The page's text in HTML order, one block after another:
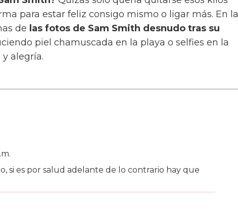
para estar feliz consigo mismo o ligar más. En la
de las fotos de Sam Smith desnudo tras su
piel chamuscada en la playa o selfies en la
alegría.
si es por salud adelante de lo contrario hay que